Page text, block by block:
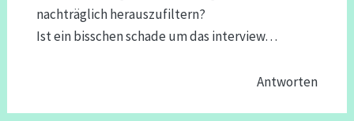
nachträglich herauszufiltern?
Ist ein bisschen schade um das interview…
Antworten